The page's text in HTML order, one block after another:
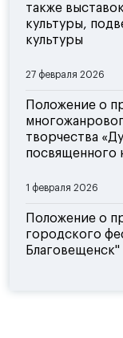
также
культуры,
культуры
27 февраля 2026
Положение о
творчества
посвященного
1 февраля 2026
Положение о
городского
Благовещенск"